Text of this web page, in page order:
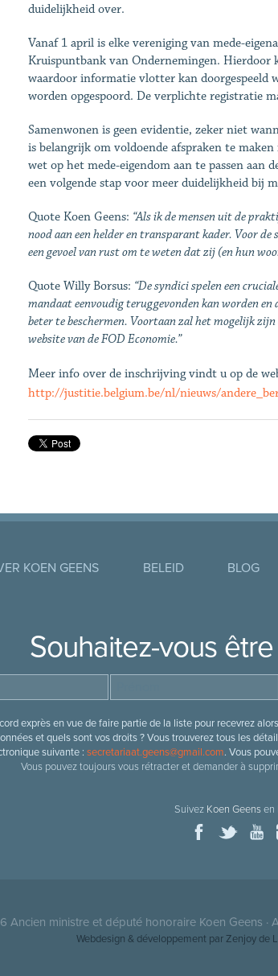
duidelijkheid over.
Vanaf 1 april is elke vereniging van mede-
Kruispuntbank van Ondernemingen. Hierdoor
waardoor informatie vlotter kan doorgespeeld
worden opgespoord. De verplichte registratie
Samenwonen is geen evidentie, zeker niet
is belangrijk om voldoende afspraken te
wet op het mede-eigendom aan te passen
een volgende stap voor meer duidelijkheid bij
Quote Koen Geens: “Als ik de mensen uit de
nood aan een helder en transparant kader. Voor
een gevoel van rust om te weten dat zij (en hun
Quote Willy Borsus: “De syndici spelen een
mandaat eenvoudig teruggevonden kan worden
beter te beschermen. Voortaan zal het mogelijk
website van de FOD Economie.”
Meer info over de inschrijving vindt u op de
http://justitie.belgium.be/nl/nieuws/
KOEN GEENS BELEID BLOG
Souhaitez-vous
exprès en vue de faire partie de la liste pour recevrez
et quels sont vos droits ? Vous trouverez tous les
suivante : secretariaat.geens@gmail.com. Vous
Vous pouvez toujours vous rétracter et demander à
Suivez Koen Geensen
Ancien ministre et député honoraire Koen Geens ·
Webdesign & développement par Zenjoy de